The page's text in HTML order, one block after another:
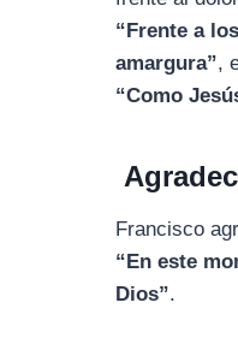
“Frente a
amargura”,
“Como
Francisco
“En este
Dios”.